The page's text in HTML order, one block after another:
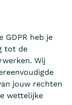
GDPR heb je
tot de
Wij
jouw rechten
wettelijke